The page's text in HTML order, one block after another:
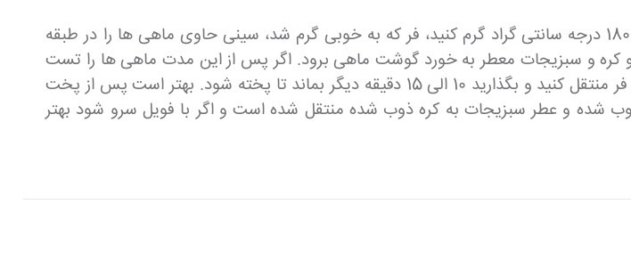
ماهی های پیچیده شده در فویل را داخل یک سینی فر قرار دهید، فر را با دمای 180 درجه سانتی گراد گرم کنید، فر که به خوبی گرم شد، سینی حاوی ماهی ها را در طبقه
و نرم شوند و کره و سبزیجات معطر به خورد گوشت ماهی برود. اگر پس از این مدت ماهی ها را تست
کرده بودید و پخته نشده بودند، سینی را از فر بیرون آورده و آن را به طبقه بالای فر منتقل کنید و بگذارید 10 الی 15 دقیقه دیگر بماند تا پخته شود. بهتر است پس از پخت
شده و عطر سبزیجات به کره ذوب شده منتقل شده است و اگر با فویل سرو شود بهتر